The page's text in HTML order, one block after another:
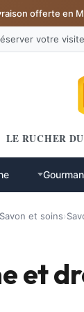
offerte en
votre
LE RUCHER
Savon et soins›
et